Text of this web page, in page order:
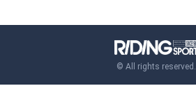
©︎ All rights reserved.